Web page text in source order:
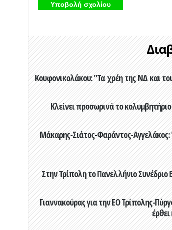
Κουφονικολάκου: "Τα χρέη της ΝΔ και
Κλείνει προσωρινά το
Μάκαρης-Σιάτος-Φαράντος-Αγγελάκος:
Στην Τρίπολη το Πανελλήνιο
Γιαννακούρας για την EO Τρίπολης-